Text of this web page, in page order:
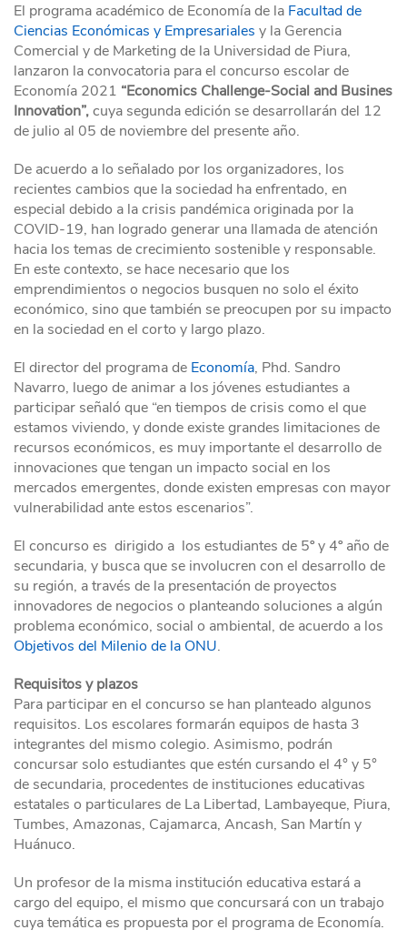
El programa académico de Economía de la Facultad de
Ciencias Económicas y Empresariales y la Gerencia
Comercial y de Marketing de la Universidad de Piura,
lanzaron la convocatoria para el concurso escolar de
Economía 2021 “Economics Challenge-Social and Busines
Innovation”,cuya segunda edición se desarrollarán del 12
de julio al 05 de noviembre del presente año.
De acuerdo a lo señalado por los organizadores, los
recientes cambios que la sociedad ha enfrentado, en
especial debido a la crisis pandémica originada por la
COVID-19, han logrado generar una llamada de atención
hacia los temas de crecimiento sostenible y responsable.
En este contexto, se hace necesario que los
emprendimientos o negocios busquen no solo el éxito
económico, sino que también se preocupen por su impacto
en la sociedad en el corto y largo plazo.
El director del programa de Economía, Phd. Sandro
Navarro, luego de animar a los jóvenes estudiantes a
participar señaló que “en tiempos de crisis como el que
estamos viviendo, y donde existe grandes limitaciones de
recursos económicos, es muy importante el desarrollo de
innovaciones que tengan un impacto social en los
mercados emergentes, donde existen empresas con mayor
vulnerabilidad ante estos escenarios”.
El concurso es dirigido a los estudiantes de 5º y 4º año de
secundaria, y busca que se involucren con el desarrollo de
su región, a través de la presentación de proyectos
innovadores de negocios o planteando soluciones a algún
problema económico, social o ambiental, de acuerdo a los
Objetivos del Milenio de la ONU.
Requisitos y plazos
Para participar en el concurso se han planteado algunos
requisitos. Los escolares formarán equipos de hasta 3
integrantes del mismo colegio. Asimismo, podrán
concursar solo estudiantes que estén cursando el 4° y 5°
de secundaria, procedentes de instituciones educativas
estatales o particulares de La Libertad, Lambayeque, Piura,
Tumbes, Amazonas, Cajamarca, Ancash, San Martín y
Huánuco.
Un profesor de la misma institución educativa estará a
cargo del equipo, el mismo que concursará con un trabajo
cuya temática es propuesta por el programa de Economía.